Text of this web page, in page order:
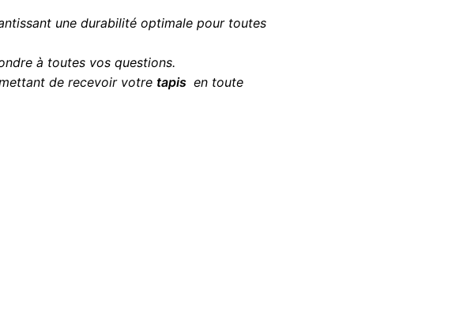
une durabilité optimale pour toutes
à toutes vos questions.
de recevoir votre tapis en toute